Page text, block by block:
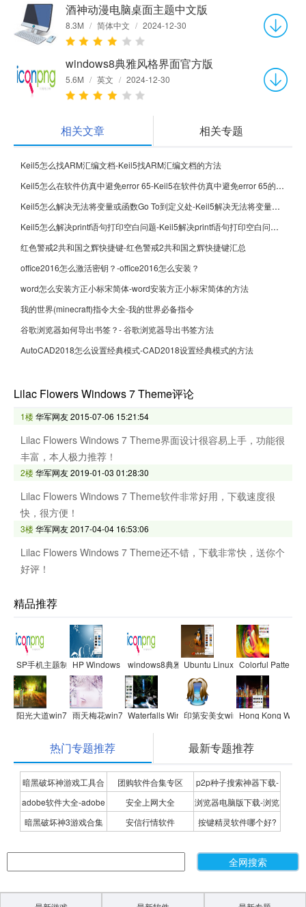
酒神动漫电脑桌面主题中文版
8.3M / 简体中文 / 2024-12-30
windows8典雅风格界面官方版
5.6M / 英文 / 2024-12-30
相关文章 相关专题
Keil5怎么找ARM汇编文档-Keil5找ARM汇编文档的方法
Keil5怎么在软件仿真中避免error 65-Keil5在软件仿真中避免error 65的方法
Keil5怎么解决无法将变量或函数Go To到定义处-Keil5解决无法将变量或函数Go To到定义处的方法
Keil5怎么解决printf语句打印空白问题-Keil5解决printf语句打印空白问题的方法
红色警戒2共和国之辉快捷键-红色警戒2共和国之辉快捷键汇总
office2016怎么激活密钥？-office2016怎么安装？
word怎么安装方正小标宋简体-word安装方正小标宋简体的方法
我的世界(minecraft)指令大全-我的世界必备指令
谷歌浏览器如何导出书签？- 谷歌浏览器导出书签方法
AutoCAD2018怎么设置经典模式-CAD2018设置经典模式的方法
Lilac Flowers Windows 7 Theme评论
1楼华军网友2015-07-06 15:21:54
Lilac Flowers Windows 7 Theme界面设计很容易上手，功能很
丰富，本人极力推荐！
2楼华军网友2019-01-03 01:28:30
Lilac Flowers Windows 7 Theme软件非常好用，下载速度很
快，很方便！
3楼华军网友2017-04-04 16:53:06
Lilac Flowers Windows 7 Theme还不错，下载非常快，送你个
好评！
精品推荐
SP手机主题制作专家smartphone
HP Windows 7 Themewindows8典雅风格界面Ubuntu Linux Windows 7 Theme
Colorful Patterns
阳光大道win7桌面雨天梅花win7桌面Waterfalls Windows 7 Theme with sound
印第安美女win7桌面Hong Kong
热门专题推荐 最新专题推荐
暗黑破坏神游戏工具合
集
团购软件合集专区
p2p种子搜索神器下载-
P2P种子搜索神器专题
adobe软件大全-adobe
全系列软件下载-adobe
安全上网大全
浏览器电脑版下载-浏览
器下载合集
暗黑破坏神3游戏合集 安信行情软件
按键精灵软件哪个好?